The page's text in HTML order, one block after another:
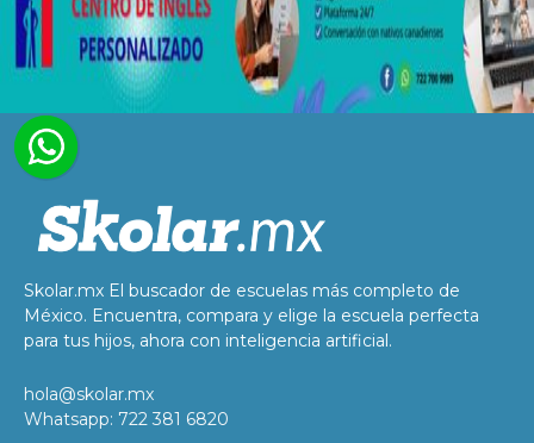
Skolar.mx El buscador de escuelas más completo de
México. Encuentra, compara y elige la escuela perfecta
para tus hijos, ahora con inteligencia artificial.
hola@skolar.mx
Whatsapp: 722 381 6820